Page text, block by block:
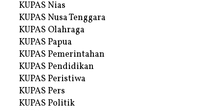
KUPAS Nias
KUPAS Nusa Tenggara
KUPAS Olahraga
KUPAS Papua
KUPAS Pemerintahan
KUPAS Pendidikan
KUPAS Peristiwa
KUPAS Pers
KUPAS Politik